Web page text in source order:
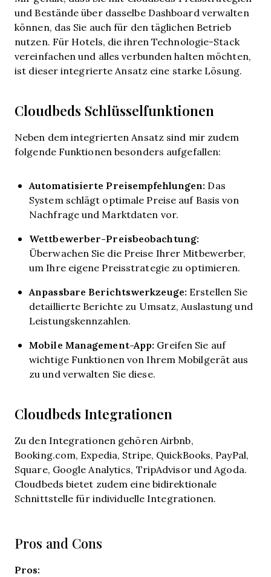
und Bestände über dasselbe Dashboard verwalten
können, das Sie auch für den täglichen Betrieb
nutzen. Für Hotels, die ihren Technologie-Stack
vereinfachen und alles verbunden halten möchten,
ist dieser integrierte Ansatz eine starke Lösung.
Cloudbeds Schlüsselfunktionen
Neben dem integrierten Ansatz sind mir zudem
folgende Funktionen besonders aufgefallen:
Automatisierte Preisempfehlungen: Das
System schlägt optimale Preise auf Basis von
Nachfrage und Marktdaten vor.
Wettbewerber-Preisbeobachtung:
Überwachen Sie die Preise Ihrer Mitbewerber,
um Ihre eigene Preisstrategie zu optimieren.
Anpassbare Berichtswerkzeuge: Erstellen Sie
detaillierte Berichte zu Umsatz, Auslastung und
Leistungskennzahlen.
Mobile Management-App: Greifen Sie auf
wichtige Funktionen von Ihrem Mobilgerät aus
zu und verwalten Sie diese.
Cloudbeds Integrationen
Zu den Integrationen gehören Airbnb,
Booking.com, Expedia, Stripe, QuickBooks, PayPal,
Square, Google Analytics, TripAdvisor und Agoda.
Cloudbeds bietet zudem eine bidirektionale
Schnittstelle für individuelle Integrationen.
Pros and Cons
Pros: